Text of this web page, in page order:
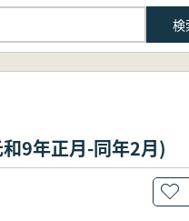
9年正月-同年2月)